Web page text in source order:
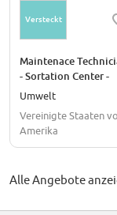
Versteckt
Maintenace
- Sortation Center -
Atlanta, GA
Umwelt
Vereinigte Staaten
Amerika
Alle Angebote